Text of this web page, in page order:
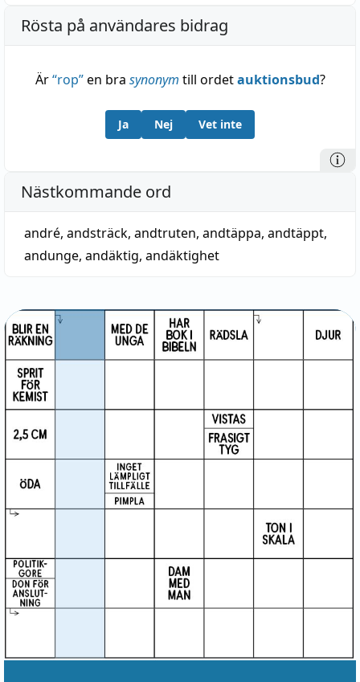
Rösta på användares bidrag
Är“rop”en bra synonym till ordetauktionsbud?
Ja Nej Vet inte
Nästkommande ord
andré, andsträck, andtruten, andtäppa, andtäppt,
andunge, andäktig, andäktighet